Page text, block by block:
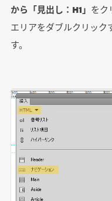
から「見出し：H1」 をク
エリアをダブルクリック
す。